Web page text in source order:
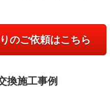
のご依頼はこちら
換施工事例